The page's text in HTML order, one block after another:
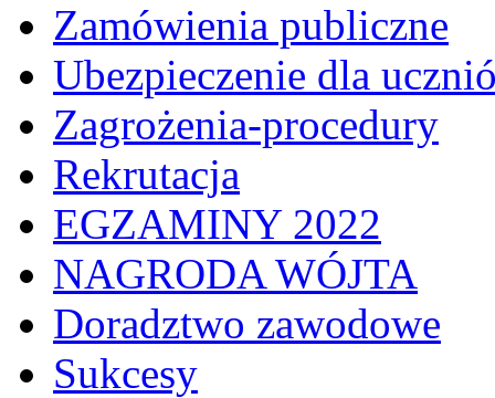
Zamówienia publiczne
Ubezpieczenie dla
Zagrożenia-procedury
Rekrutacja
EGZAMINY 2022
NAGRODA WÓJTA
Doradztwo zawodowe
Sukcesy